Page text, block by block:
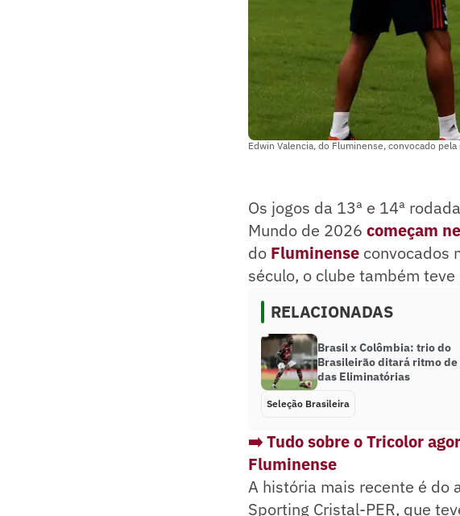
Edwin Valencia, do Fluminense, convocado
Os jogos da 13ª e 14ª
Mundo de 2026 começam
do Fluminense convocados
século, o clube também
RELACIONADAS
Brasil x Colômbia: trio do
Brasileirão ditará ritmo de
das Eliminatórias
Seleção Brasileira
➡️ Tudo sobre o Tricolor
Fluminense
A história mais recente é do
Sporting Cristal-PER, que